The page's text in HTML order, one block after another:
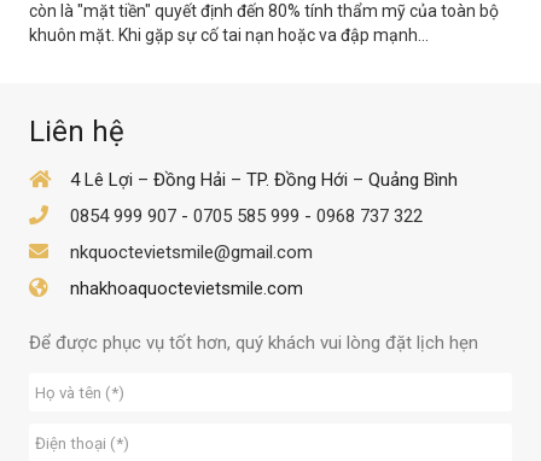
còn là "mặt tiền" quyết định đến 80% tính thẩm mỹ của toàn bộ
khuôn mặt. Khi gặp sự cố tai nạn hoặc va đập mạnh...
Liên hệ
4 Lê Lợi – Đồng Hải – TP. Đồng Hới – Quảng Bình
0854 999 907 - 0705 585 999 - 0968 737 322
nkquoctevietsmile@gmail.com
nhakhoaquoctevietsmile.com
Để được phục vụ tốt hơn, quý khách vui lòng đặt lịch hẹn